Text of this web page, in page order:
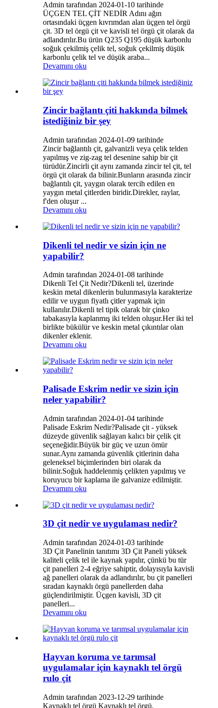
Admin tarafından 2024-01-10 tarihinde
ÜÇGEN TEL ÇİT NEDİR Adını ağın
ortasındaki üçgen kıvrımdan alan üçgen tel örgü
çit. 3D tel örgü çit ve kavisli tel örgü çit olarak da
adlandırılır.Bu ürün Q235 Q195 düşük karbonlu
soğuk çekilmiş çelik tel, soğuk çekilmiş düşük
karbonlu çelik tel ve düşük araba...
Devamını oku
Zincir bağlantı çiti hakkında bilmek
istediğiniz bir şey
Admin tarafından 2024-01-09 tarihinde
Zincir bağlantılı çit, galvanizli veya çelik telden
yapılmış ve zig-zag tel desenine sahip bir çit
türüdür.Zincirli çit aynı zamanda zincir tel çit, tel
örgü çit olarak da bilinir.Bunların arasında zincir
bağlantılı çit, yaygın olarak tercih edilen en
yaygın metal çitlerden biridir.Direkler, raylar,
f'den oluşur ...
Devamını oku
Dikenli tel nedir ve sizin için ne
yapabilir?
Admin tarafından 2024-01-08 tarihinde
Dikenli Tel Çit Nedir?Dikenli tel, üzerinde
keskin metal dikenlerin bulunmasıyla karakterize
edilir ve uygun fiyatlı çitler yapmak için
kullanılır.Dikenli tel tipik olarak bir çinko
tabakasıyla kaplanmış iki telden oluşur.Her iki tel
birlikte bükülür ve keskin metal çıkıntılar olan
dikenler eklenir.
Devamını oku
Palisade Eskrim nedir ve sizin için
neler yapabilir?
Admin tarafından 2024-01-04 tarihinde
Palisade Eskrim Nedir?Palisade çit - yüksek
düzeyde güvenlik sağlayan kalıcı bir çelik çit
seçeneğidir.Büyük bir güç ve uzun ömür
sunar.Aynı zamanda güvenlik çitlerinin daha
geleneksel biçimlerinden biri olarak da
bilinir.Soğuk haddelenmiş çelikten yapılmış ve
koruyucu bir kaplama ile galvanize edilmiştir.
Devamını oku
3D çit nedir ve uygulaması nedir?
Admin tarafından 2024-01-03 tarihinde
3D Çit Panelinin tanıtımı 3D Çit Paneli yüksek
kaliteli çelik tel ile kaynak yapılır, çünkü bu tür
çit panelleri 2-4 eğriye sahiptir, dolayısıyla kavisli
ağ panelleri olarak da adlandırılır, bu çit panelleri
sıradan kaynaklı örgü panellerden daha
güçlendirilmiştir. Üçgen kavisli, 3D çit
panelleri...
Devamını oku
Hayvan koruma ve tarımsal
uygulamalar için kaynaklı tel örgü
rulo çit
Admin tarafından 2023-12-29 tarihinde
Kaynaklı tel örgü Kaynaklı tel örgü,